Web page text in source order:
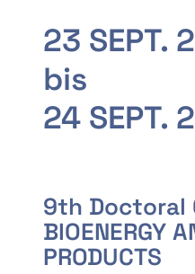
23 SEPT.
bis
24 SEPT.
9th Doctoral
BIOENERGY
PRODUCTS